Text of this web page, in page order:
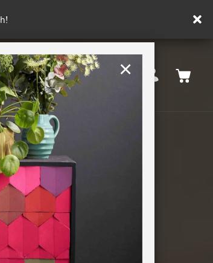
NACHHALTIGKEIT
×